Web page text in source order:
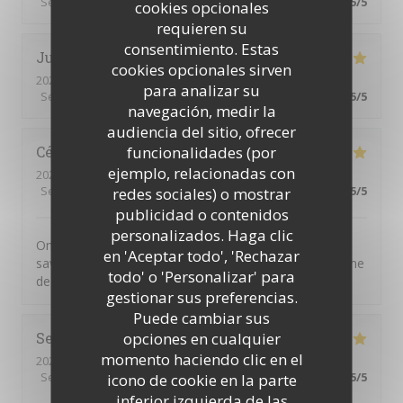
cookies opcionales
requieren su
consentimiento. Estas
cookies opcionales sirven
para analizar su
navegación, medir la
audiencia del sitio, ofrecer
funcionalidades (por
ejemplo, relacionadas con
redes sociales) o mostrar
publicidad o contenidos
personalizados. Haga clic
en 'Aceptar todo', 'Rechazar
todo' o 'Personalizar' para
gestionar sus preferencias.
Puede cambiar sus
opciones en cualquier
momento haciendo clic en el
icono de cookie en la parte
Julien
2026-07-11
- 20:00 - Invitados 2
Servicio
Ambiente:5 /5 Menú: 5 /5 Calidad / Precio 5/5
Cécile
2026-07-01
- 20:30 - Invitados 4
Servicio
Ambiente:5/5 Menú: 5/5 Calidad / Precio 5/5
On n'est jamais déçu chez Chéri-Chérie. Des plats
savoureux, un service par des personnes adorables. Une
de mes adresses préférées.
Serge
2026-06-30
- 12:15 - Invitados 1
Servicio
/5 Ambiente: 4/5 Menú:5 /5 Calidad / Precio 5/5